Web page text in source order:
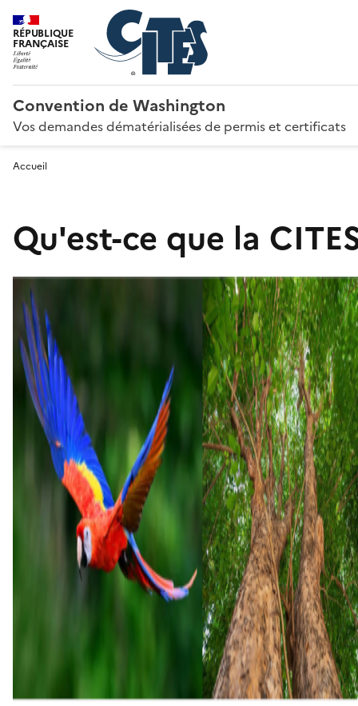
RÉPUBLIQUE
FRANÇAISE
Convention de Washington
Vos demandes dématérialisées de permis et certificats
Accueil
Qu'est-ce que la